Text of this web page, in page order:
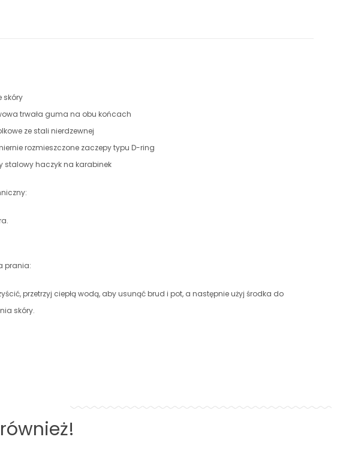
skóry
trwała guma na obu końcach
ze stali nierdzewnej
rozmieszczone zaczepy typu D-ring
stalowy haczyk na karabinek
prania:
przetrzyj ciepłą wodą, aby usunąć brud i pot, a następnie użyj środka do
skóry.